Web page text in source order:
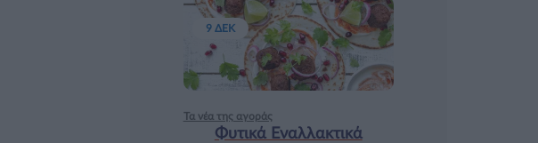
Τα νέα της αγοράς
Φυτικά Εναλλακτικά
9 ΔΕΚ